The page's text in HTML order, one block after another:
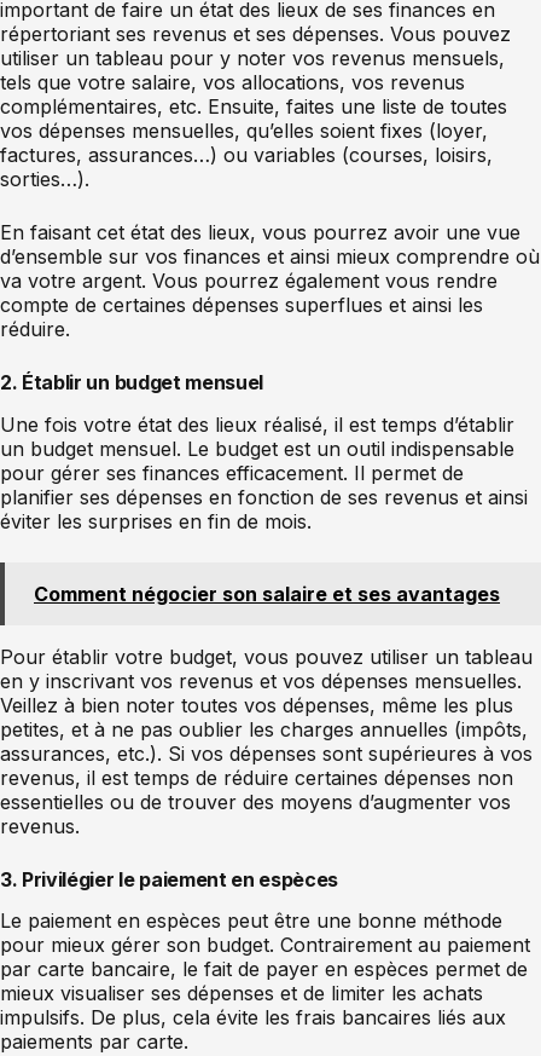
important de faire un état des lieux de ses finances en
répertoriant ses revenus et ses dépenses. Vous pouvez
utiliser un tableau pour y noter vos revenus mensuels,
tels que votre salaire, vos allocations, vos revenus
complémentaires, etc. Ensuite, faites une liste de toutes
vos dépenses mensuelles, qu’elles soient fixes (loyer,
factures, assurances…) ou variables (courses, loisirs,
sorties…).
En faisant cet état des lieux, vous pourrez avoir une vue
d’ensemble sur vos finances et ainsi mieux comprendre où
va votre argent. Vous pourrez également vous rendre
compte de certaines dépenses superflues et ainsi les
réduire.
2. Établir un budget mensuel
Une fois votre état des lieux réalisé, il est temps d’établir
un budget mensuel. Le budget est un outil indispensable
pour gérer ses finances efficacement. Il permet de
planifier ses dépenses en fonction de ses revenus et ainsi
éviter les surprises en fin de mois.
Comment négocier son salaire et ses avantages
Pour établir votre budget, vous pouvez utiliser un tableau
en y inscrivant vos revenus et vos dépenses mensuelles.
Veillez à bien noter toutes vos dépenses, même les plus
petites, et à ne pas oublier les charges annuelles (impôts,
assurances, etc.). Si vos dépenses sont supérieures à vos
revenus, il est temps de réduire certaines dépenses non
essentielles ou de trouver des moyens d’augmenter vos
revenus.
3. Privilégier le paiement en espèces
Le paiement en espèces peut être une bonne méthode
pour mieux gérer son budget. Contrairement au paiement
par carte bancaire, le fait de payer en espèces permet de
mieux visualiser ses dépenses et de limiter les achats
impulsifs. De plus, cela évite les frais bancaires liés aux
paiements par carte.